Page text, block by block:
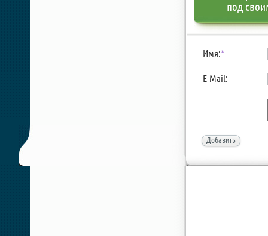
под
Имя:*
E-Mail:
Добавить